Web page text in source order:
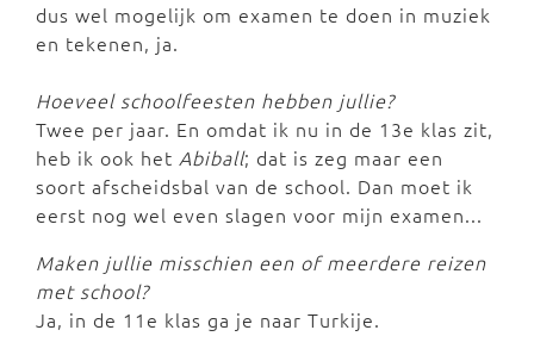
dus wel mogelijk om examen te doen in muziek
en tekenen, ja.
Hoeveel schoolfeesten hebben jullie?
Twee per jaar. En omdat ik nu in de 13e klas zit,
heb ik ook het Abiball; dat is zeg maar een
soort afscheidsbal van de school. Dan moet ik
eerst nog wel even slagen voor mijn examen...
Maken jullie misschien een of meerdere reizen
met school?
Ja, in de 11e klas ga je naar Turkije.